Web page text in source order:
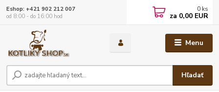
Menu
Hľadať
Eshop: +421 902 212 007
od 8:00 - do 16:00 hod
0 ks
za 0,00 EUR